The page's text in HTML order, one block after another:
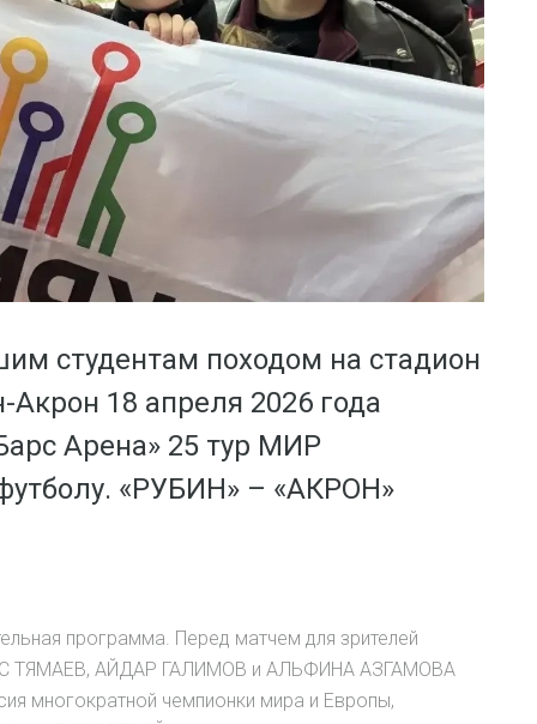
студентам походом на стадион
18 апреля 2026 года
Арена» 25 тур МИР
«РУБИН» – «АКРОН»
программа. Перед матчем для зрителей
ТЯМАЕВ, АЙДАР ГАЛИМОВ и АЛЬФИНА АЗГАМОВА
многократной чемпионки мира и Европы,